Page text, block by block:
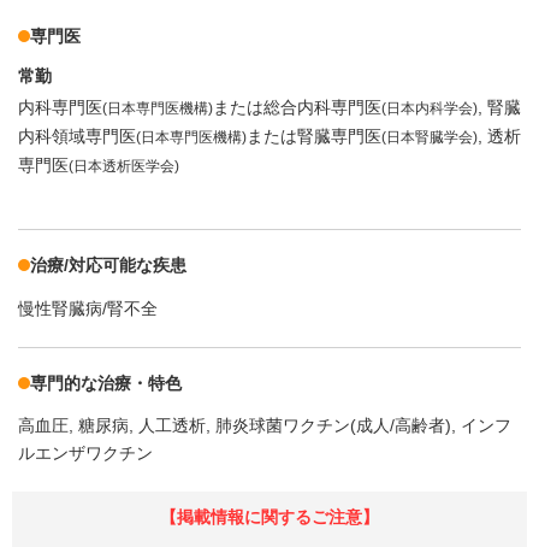
専門医
常勤
内科専門医(日本専門医機構)または総合内科専門医(日本内科学会) 腎臓
内科領域専門医(日本専門医機構)または腎臓専門医(日本腎臓学会) 透析
専門医(日本透析医学会)
治療/対応可能な疾患
慢性腎臓病/腎不全
専門的な治療・特色
高血圧 糖尿病 人工透析 肺炎球菌ワクチン(成人/高齢者)
インフ
ルエンザワクチン
【掲載情報に関するご注意】